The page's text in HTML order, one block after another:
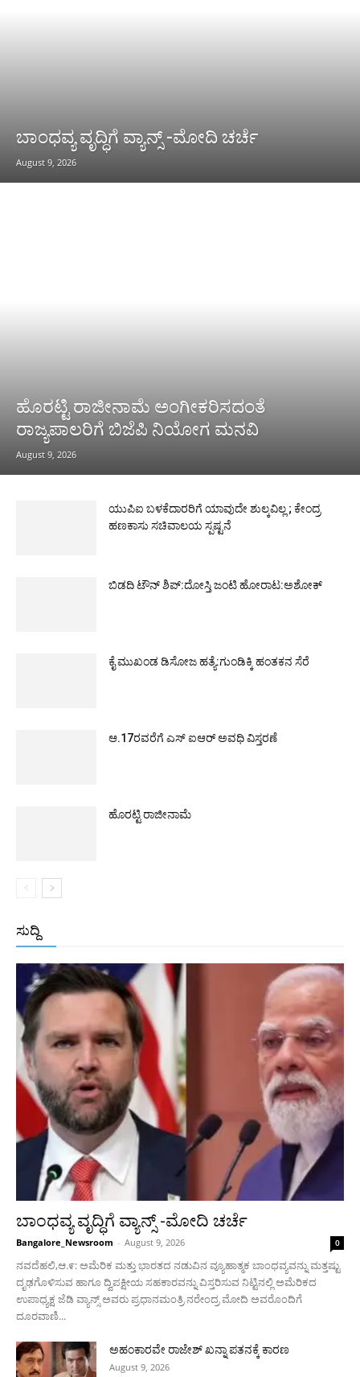
ಬಾಂಧವ್ಯ ವೃದ್ಧಿಗೆ ವ್ಯಾನ್ಸ್ -ಮೋದಿ ಚರ್ಚೆ
August 9, 2026
ಹೊರಟ್ಟಿ ರಾಜೀನಾಮೆ ಅಂಗೀಕರಿಸದಂತೆ
ರಾಜ್ಯಪಾಲರಿಗೆ ಬಿಜೆಪಿ ನಿಯೋಗ ಮನವಿ
August 9, 2026
ಯುಪಿಐ ಬಳಕೆದಾರರಿಗೆ ಯಾವುದೇ ಶುಲ್ಕವಿಲ್ಲ ; ಕೇಂದ್ರ
ಹಣಕಾಸು ಸಚಿವಾಲಯ ಸ್ಪಷ್ಟನೆ
ಬಿಡದಿ ಟೌನ್ ಶಿಪ್:ದೋಸ್ತಿ ಜಂಟಿ ಹೋರಾಟ:ಅಶೋಕ್
ಕೈ ಮುಖಂಡ ಡಿಸೋಜ ಹತ್ಯೆ:ಗುಂಡಿಕ್ಕಿ ಹಂತಕನ ಸೆರೆ
ಆ.17ರವರೆಗೆ ಎಸ್ ಐಆರ್ ಅವಧಿ ವಿಸ್ತರಣೆ
ಹೊರಟ್ಟಿ ರಾಜೀನಾಮೆ
ಸುದ್ದಿ
ಬಾಂಧವ್ಯ ವೃದ್ಧಿಗೆ ವ್ಯಾನ್ಸ್ -ಮೋದಿ ಚರ್ಚೆ
Bangalore_Newsroom - August 9, 2026 0
ನವದೆಹಲಿ,ಆ.೯: ಅಮೆರಿಕ ಮತ್ತು ಭಾರತದ ನಡುವಿನ ವ್ಯೂಹಾತ್ಮಕ ಬಾಂಧವ್ಯವನ್ನು ಮತ್ತಷ್ಟು
ದೃಢಗೊಳಿಸುವ ಹಾಗೂ ದ್ವಿಪಕ್ಷೀಯ ಸಹಕಾರವನ್ನು ವಿಸ್ತರಿಸುವ ನಿಟ್ಟಿನಲ್ಲಿ ಅಮೆರಿಕದ
ಉಪಾಧ್ಯಕ್ಷ ಜೆಡಿ ವ್ಯಾನ್ಸ್ ಅವರು ಪ್ರಧಾನಮಂತ್ರಿ ನರೇಂದ್ರ ಮೋದಿ ಅವರೊಂದಿಗೆ
ದೂರವಾಣಿ...
ಅಹಂಕಾರವೇ ರಾಜೇಶ್ ಖನ್ನಾ ಪತನಕ್ಕೆ ಕಾರಣ
August 9, 2026